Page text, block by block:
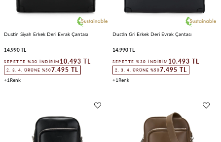
Dustin Siyah Erkek Deri Evrak Çantası
14.990 TL
SEPETTE %30 İNDIRIM 10.493 TL
2. 3. 4. ÜRÜNE %507.495 TL
1
Dustin Gri Erkek Deri Evrak Çantası
14.990 TL
SEPETTE %30 İNDIRIM 10.493 TL
2. 3. 4. ÜRÜNE %507.495 TL
1